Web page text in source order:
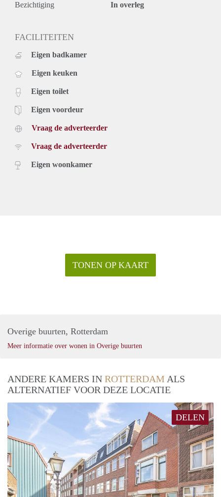
Bezichtiging In overleg
FACILITEITEN
Eigen badkamer
Eigen keuken
Eigen toilet
Eigen voordeur
Vraag de adverteerder
Vraag de adverteerder
Eigen woonkamer
TONEN OP KAART
Overige buurten, Rotterdam
Meer informatie over wonen in Overige buurten
ANDERE KAMERS IN ROTTERDAM ALS
ALTERNATIEF VOOR DEZE LOCATIE
DELEN